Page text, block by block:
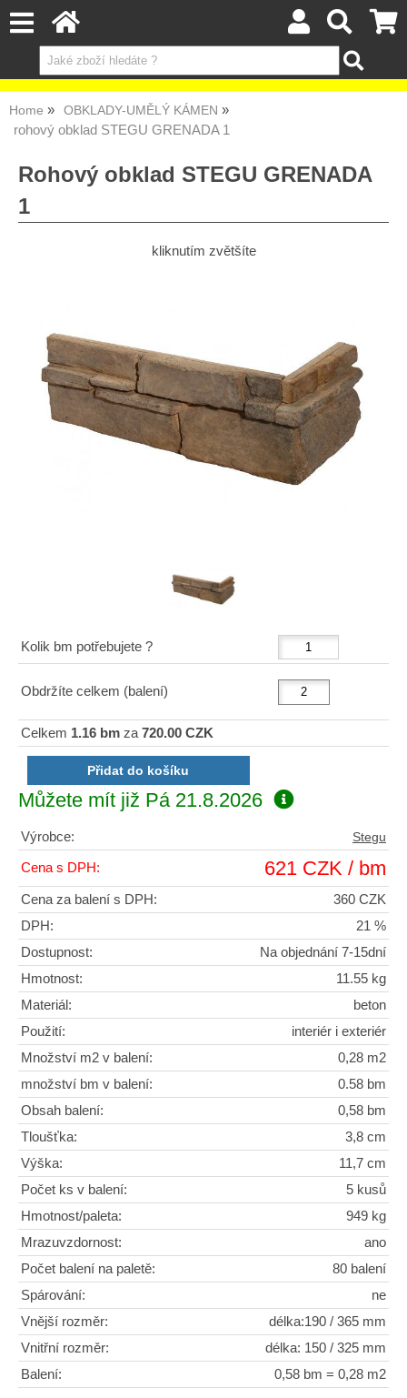
Home OBKLADY-UMĚLÝ KÁMEN
rohový obklad STEGU GRENADA 1
Rohový obklad STEGU GRENADA
1
kliknutím zvětšíte
Kolik bm potřebujete ?
Obdržíte celkem (balení)
Celkem 1.16 bm za720.00 CZK
Můžete mít již Pá 21.8.2026
Výrobce: Stegu
Cena s DPH: 621 CZK / bm
Cena za balení s DPH:
360 CZK
DPH:
21 %
Dostupnost:
Na objednání 7-15dní
Hmotnost:
11.55 kg
Materiál:
beton
Použití:
interiér i exteriér
Množství m2 v balení:
0,28 m2
množství bm v balení:
0.58 bm
Obsah balení:
0,58 bm
Tloušťka:
3,8 cm
Výška:
11,7 cm
Počet ks v balení:
5 kusů
Hmotnost/paleta:
949 kg
Mrazuvzdornost:
ano
Počet balení na paletě:
80 balení
Spárování:
ne
Vnější rozměr:
délka:190 / 365 mm
Vnitřní rozměr:
délka: 150 / 325 mm
Balení:
0,58 bm = 0,28 m2